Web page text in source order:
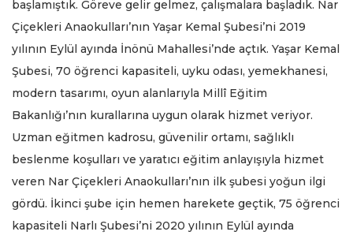
başlamıştık. Göreve gelir gelmez, çalışmalara başladık. Nar
Çiçekleri Anaokulları’nın Yaşar Kemal Şubesi’ni 2019
yılının Eylül ayında İnönü Mahallesi’nde açtık. Yaşar Kemal
Şubesi, 70 öğrenci kapasiteli, uyku odası, yemekhanesi,
modern tasarımı, oyun alanlarıyla Millî Eğitim
Bakanlığı’nın kurallarına uygun olarak hizmet veriyor.
Uzman eğitmen kadrosu, güvenilir ortamı, sağlıklı
beslenme koşulları ve yaratıcı eğitim anlayışıyla hizmet
veren Nar Çiçekleri Anaokulları’nın ilk şubesi yoğun ilgi
gördü. İkinci şube için hemen harekete geçtik, 75 öğrenci
kapasiteli Narlı Şubesi’ni 2020 yılının Eylül ayında